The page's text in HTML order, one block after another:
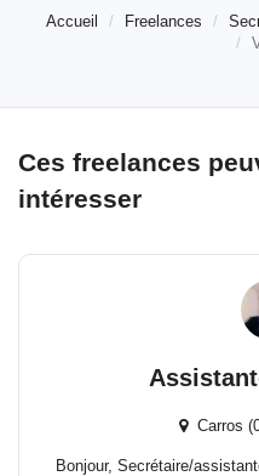
Accueil Freelances
Ces freelances
intéresser
Carros
Bonjour, Secrétaire/